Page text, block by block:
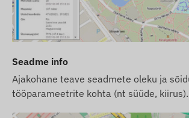
võtta, kuna see võib seadet
garantii tühistada.
ühendust meie klienditeenindusega,
registreerida kasutaja uuesti!
Pärast garantiiaja lõppu tagame
hoolduse (GPS-antenn, GSM-
Seadme info
Ajakohane teave seadmete oleku ja
tööparameetrite kohta (nt süüde, kiirus).